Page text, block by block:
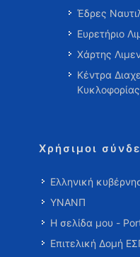
Έδρες
Ευρετήριο
Χάρτης
Κέντρα
Χρήσιμοι
Ελληνική
ΥΝΑΝΠ
Η σελίδα μου -
Επιτελική Δομή